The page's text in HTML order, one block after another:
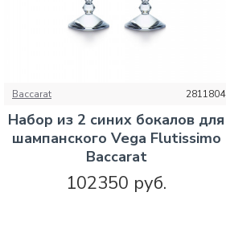
Baccarat 2811804
Набор из 2 синих бокалов для
шампанского Vega Flutissimo
Baccarat
102350 руб.